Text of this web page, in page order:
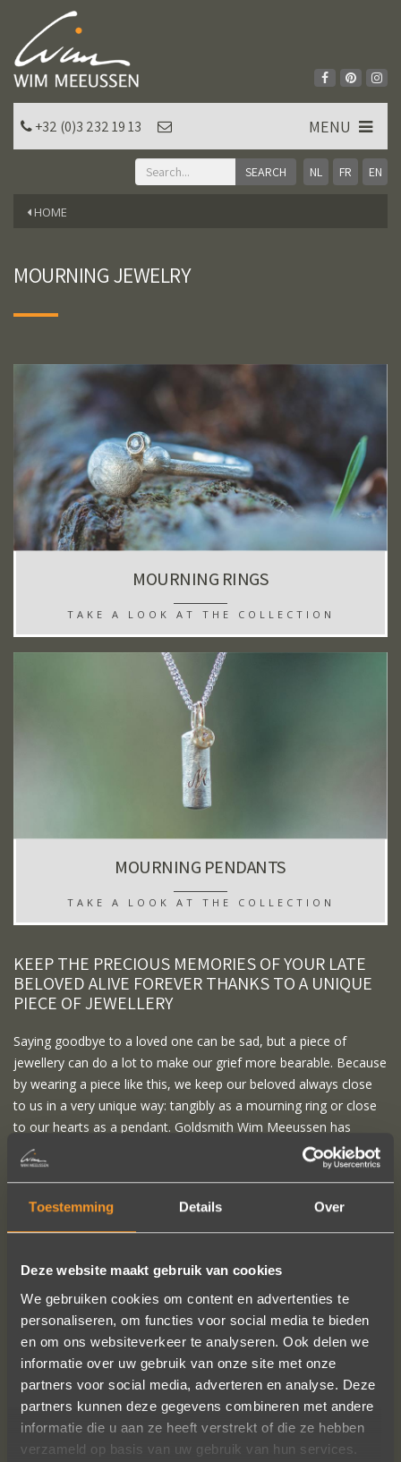
Toestemming Details Over
Deze website maakt gebruik van cookies
We gebruiken cookies om content en advertenties te
personaliseren, om functies voor social media te bieden
en om ons websiteverkeer te analyseren. Ook delen we
informatie over uw gebruik van onze site met onze
partners voor social media, adverteren en analyse. Deze
partners kunnen deze gegevens combineren met andere
informatie die u aan ze heeft verstrekt of die ze hebben
verzameld op basis van uw gebruik van hun services.
NL FR EN
+32 (0)3 232 19 13 MENU
HOME
MOURNING JEWELRY
MOURNING RINGS
TAKE A LOOK AT THE COLLECTION
MOURNING PENDANTS
TAKE A LOOK AT THE COLLECTION
KEEP THE PRECIOUS MEMORIES OF YOUR LATE
BELOVED ALIVE FOREVER THANKS TO A UNIQUE
PIECE OF JEWELLERY
Saying goodbye to a loved one can be sad, but a piece of
jewellery can do a lot to make our grief more bearable. Because
by wearing a piece like this, we keep our beloved always close
to us in a very unique way: tangibly as a mourning ring or close
to our hearts as a pendant. Goldsmith Wim Meeussen has
created some very original pieces of mourning jewellery that
incorporate the ashes of your loved one.
FOLLOW US ON SOCIAL MEDIA